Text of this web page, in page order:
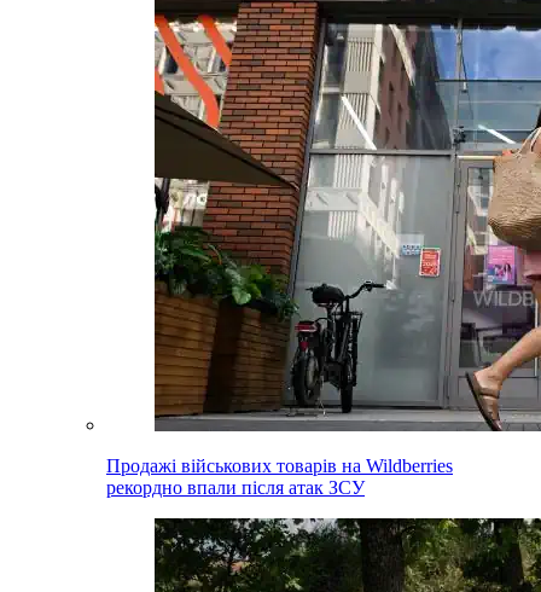
Продажі військових товарів на Wildberries
рекордно впали після атак ЗСУ